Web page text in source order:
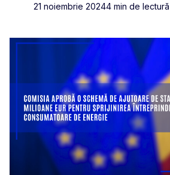
21 noiembrie 20244 min de lectură